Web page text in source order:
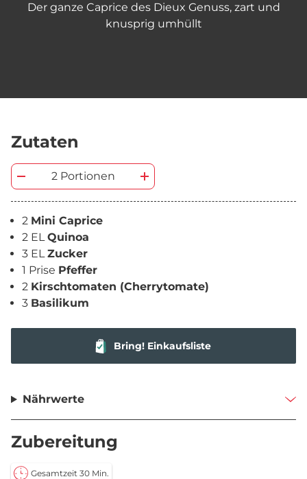
Der ganze Caprice des Dieux Genuss, zart und
knusprig umhüllt
Zutaten
2 Portionen
2 Mini Caprice
2 ELQuinoa
3 ELZucker
1 Prise Pfeffer
2 Kirschtomaten (Cherrytomate)
3 Basilikum
Bring! Einkaufsliste
Nährwerte
Zubereitung
Gesamtzeit 30 Min.